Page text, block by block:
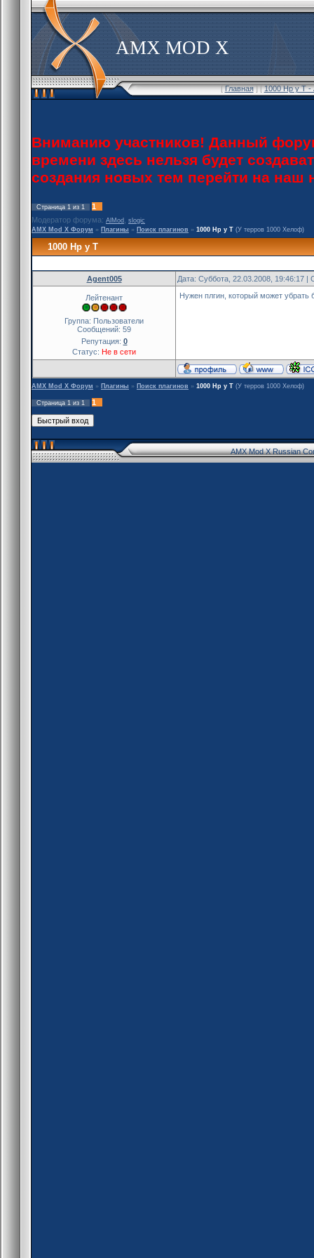
AMX MOD X
[Главная] [1000 Нр у Т -
Вниманию участников! Данный
времени здесь нельзя будет
создания новых тем перейти на
Страница 1 из 1
1
Модератор форума: AlMod
slogic
AMX Mod X Форум » Плагины » Поиск плагинов » 1000 Нр у Т (У терров 1000 Хелоф)
1000 Нр у Т
Agent005 Дата: Суббота, 22.03.2008, 19:46:17
Лейтенант
Группа: Пользователи
Сообщений: 59
Репутация: 0
Статус: Не в сети
Нужен плгин, который может
AMX Mod X Форум » Плагины » Поиск плагинов » 1000 Нр у Т (У терров 1000 Хелоф)
Страница 1 из 1 1
AMX Mod X Russian